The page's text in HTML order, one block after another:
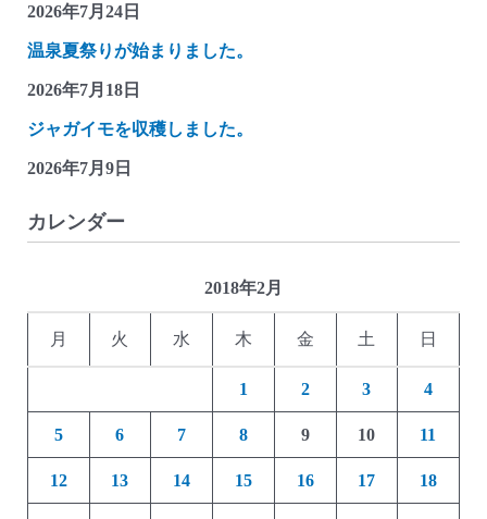
ー
ソ
ー
乗
っ
女
の
2026年7月24日
温泉夏祭りが始まりました。
2026年7月18日
ジャガイモを収穫しました。
2026年7月9日
カレンダー
2018年2月
月 火 水 木 金 土 日
1 2 3 4
5 6 7 8 9 10 11
12 13 14 15 16 17 18